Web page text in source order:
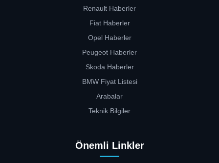
Renault Haberler
Fiat Haberler
Opel Haberler
Peugeot Haberler
Skoda Haberler
BMW Fiyat Listesi
Arabalar
Teknik Bilgiler
Önemli Linkler